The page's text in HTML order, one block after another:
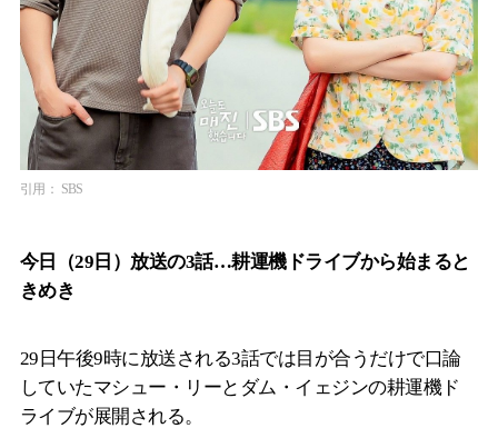
引用： SBS
今日（29日）放送の3話…耕運機ドライブから始まると
きめき
29日午後9時に放送される3話では目が合うだけで口論
していたマシュー・リーとダム・イェジンの耕運機ド
ライブが展開される。